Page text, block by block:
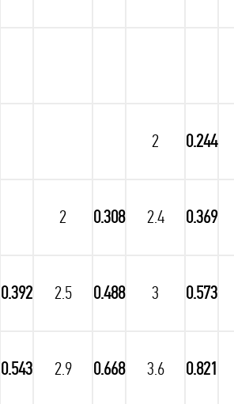
2 0.244
2 0.308 2.4 0.369
0.392 2.5 0.488 3 0.573
0.543 2.9 0.668 3.6 0.821